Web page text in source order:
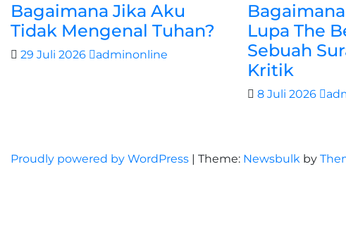
Bagaimana Jika Aku
Tidak Mengenal Tuhan?
29 Juli 2026 adminonline
Lupa The
Sebuah
Kritik
8 Juli 2026
Proudly powered by WordPress | Theme: Newsbulk by